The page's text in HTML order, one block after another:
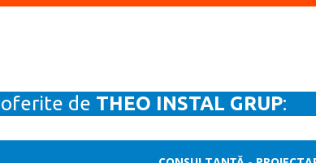
de THEO INSTAL GRUP: